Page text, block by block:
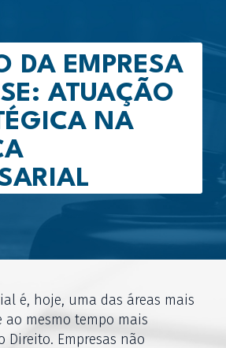
DA EMPRESA
ATUAÇÃO
NA
é, hoje, uma das áreas mais
mesmo tempo mais
Direito. Empresas não